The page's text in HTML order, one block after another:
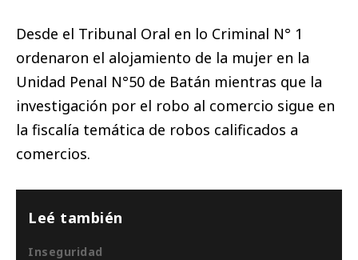
Desde el Tribunal Oral en lo Criminal N° 1
ordenaron el alojamiento de la mujer en la
Unidad Penal N°50 de Batán mientras que la
investigación por el robo al comercio sigue en
la fiscalía temática de robos calificados a
comercios.
Leé también
Inseguridad